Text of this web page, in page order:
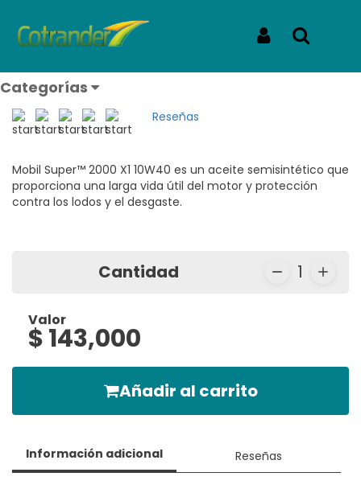
Categorías
MOBIL SUPER 2000 10W_40
REF: SUPER 2000 10W_40 GALON
Reseñas
Mobil Super™ 2000 X1 10W40 es un aceite semisintético que
proporciona una larga vida útil del motor y protección
contra los lodos y el desgaste.
Cantidad 1
Valor
$ 143,000
Añadir al carrito
Información adicional Reseñas